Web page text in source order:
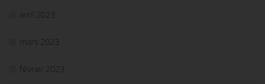
avril 2023
mars 2023
février 2023